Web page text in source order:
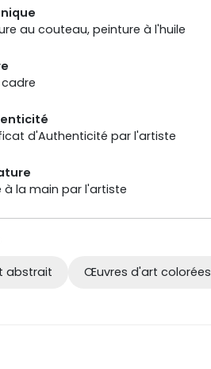
au couteau, peinture à l'huile
d'Authenticité par l'artiste
à la main par l'artiste
abstrait Œuvres d'art colorées